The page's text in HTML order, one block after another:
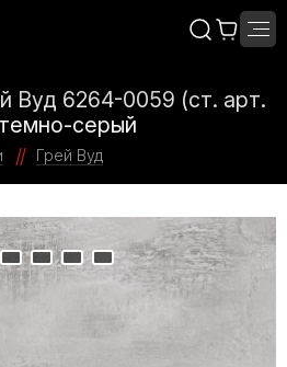
Вуд 6264-0059 (ст. арт.
серый
Грей Вуд